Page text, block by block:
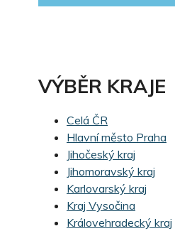
VÝBĚR KRAJE
Celá ČR
Hlavní město Praha
Jihočeský kraj
Jihomoravský kraj
Karlovarský kraj
Kraj Vysočina
Královehradecký kraj